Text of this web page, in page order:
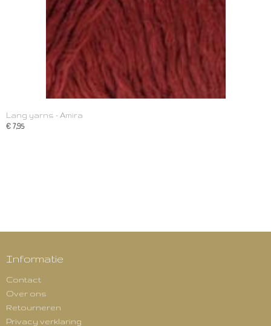
Lang yarns - Amira
€ 7,95
Informatie
Contact
Over ons
Retourneren
Privacy verklaring